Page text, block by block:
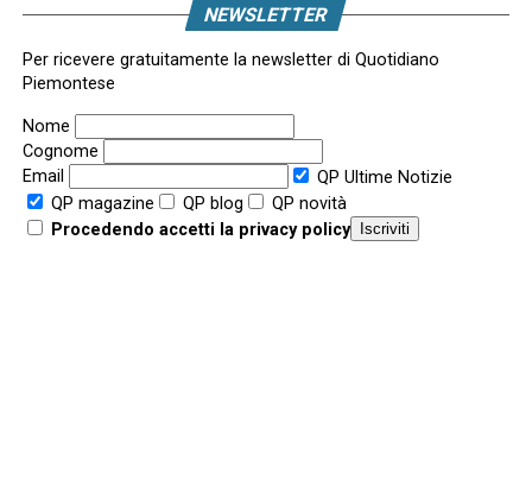
NEWSLETTER
Per ricevere gratuitamente la newsletter di Quotidiano
Piemontese
Nome
Cognome
Email
QP Ultime Notizie
QP magazine
QP blog
QP novità
Procedendo accetti la privacy policy